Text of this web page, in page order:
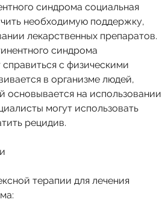
синдрома социальная
необходимую поддержку,
лекарственных препаратов.
синдрома
с физическими
в организме людей,
основывается на использовании
могут использовать
рецидив.
терапии для лечения